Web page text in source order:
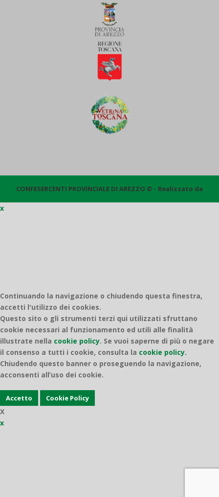
CONFESERCENTI PROVINCIALE DI AREZZO © - Realizzato da
x
Continuando la navigazione o chiudendo questa finestra,
accetti l'utilizzo dei cookies.
Questo sito o gli strumenti terzi qui utilizzati sfruttano
cookie necessari al funzionamento ed utili alle finalità
illustrate nella cookie policy. Se vuoi saperne di più o negare
il consenso a tutti i cookie, consulta la cookie policy.
Chiudendo questo banner o proseguendo la navigazione,
acconsenti all’uso dei cookie.
Accetto Cookie Policy
X
x